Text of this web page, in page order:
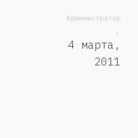
Администратор
,
4 марта,
2011